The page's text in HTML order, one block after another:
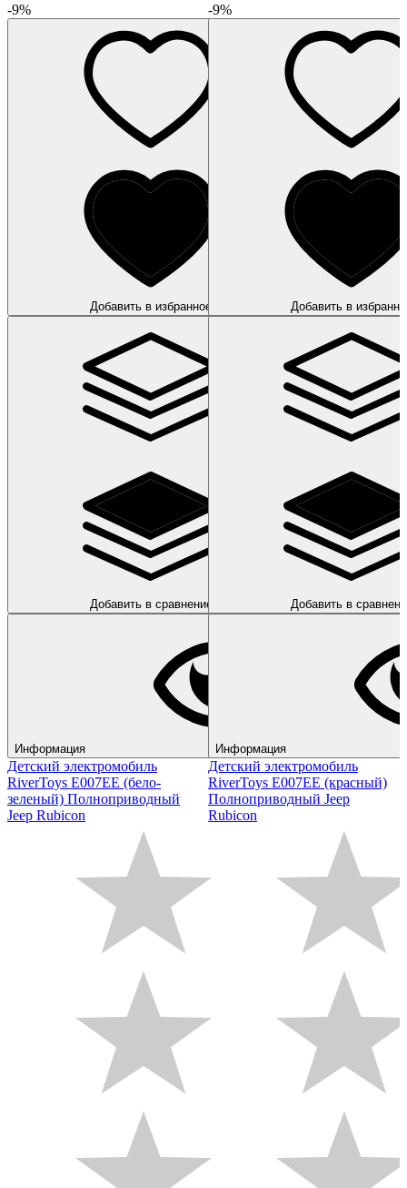
-9%
Добавить в избранное
Добавить в сравнение
Информация
Детский электромобиль
RiverToys E007EE (бело-
зеленый) Полноприводный
Jeep Rubicon
-9%
Добавить в
Добавить в
Информация
Детский электромобиль
RiverToys E007EE (красный)
Полноприводный Jeep
Rubicon